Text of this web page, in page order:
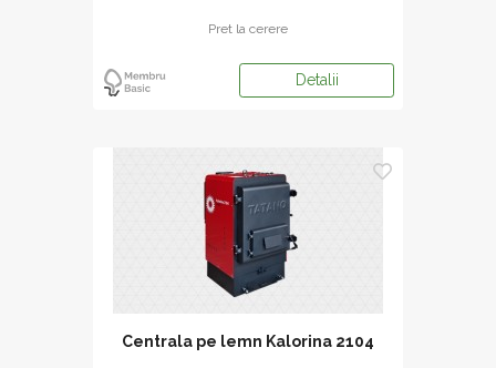
Pret la cerere
Detalii
Centrala pe lemn Kalorina 2104